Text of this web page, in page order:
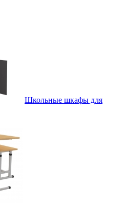
Школьные шкафы для